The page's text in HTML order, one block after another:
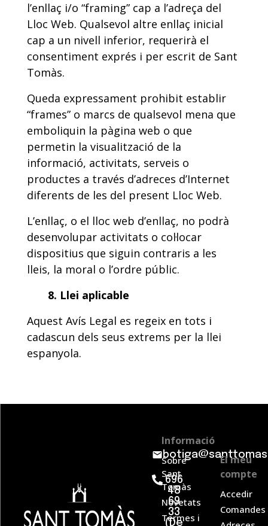
l’enllaç i/o “framing” cap a l’adreça del
Lloc Web. Qualsevol altre enllaç inicial
cap a un nivell inferior, requerirà el
consentiment exprés i per escrit de Sant
Tomàs.
Queda expressament prohibit establir
“frames” o marcs de qualsevol mena que
emboliquin la pàgina web o que
permetin la visualització de la
informació, activitats, serveis o
productes a través d’adreces d’Internet
diferents de les del present Lloc Web.
L’enllaç, o el lloc web d’enllaç, no podrà
desenvolupar activitats o col·locar
dispositius que siguin contraris a les
lleis, la moral o l’ordre públic.
8. Llei aplicable
Aquest Avís Legal es regeix en tots i
cadascun dels seus extrems per la llei
espanyola.
696
48
69
33
(De
2026
Fundació
Sant
Tomàs
Informació
Sobre
Sant
Tomàs
Novetats
Termes i
El meu
compte
Accedir
Comandes